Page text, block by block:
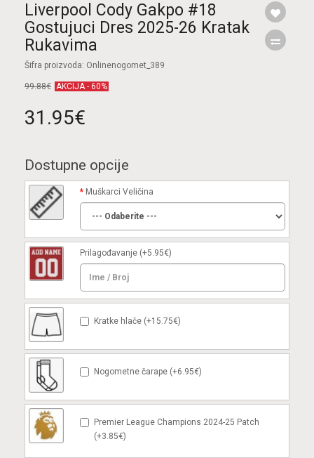
Liverpool Cody Gakpo #18
Gostujuci Dres 2025-26 Kratak
Rukavima
Šifra proizvoda: Onlinenogomet_389
99.88€ AKCIJA - 60%
31.95€
Dostupne opcije
Muškarci Veličina
Prilagođavanje (+5.95€)
Kratke hlače (+15.75€)
Nogometne čarape (+6.95€)
Premier League Champions 2024-25 Patch
(+3.85€)